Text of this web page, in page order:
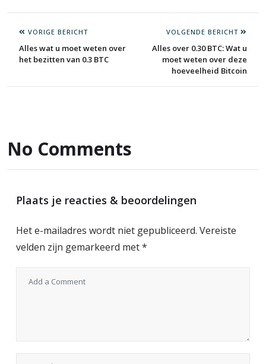
VORIGE BERICHT
Alles wat u moet weten over
het bezitten van 0.3 BTC
VOLGENDE BERICHT
Alles over 0.30 BTC: Wat u
moet weten over deze
hoeveelheid Bitcoin
No Comments
Plaats je reacties & beoordelingen
Het e-mailadres wordt niet gepubliceerd. Vereiste
velden zijn gemarkeerd met*